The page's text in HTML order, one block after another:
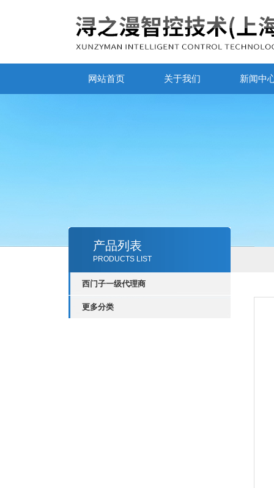
网站首页 关于我们 新闻中
产品列表
PRODUCTS LIST
西门子一级代理商
更多分类